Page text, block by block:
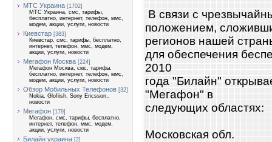
МТС Украина [1702]
МТС Украина, смс, тарифы,
бесплатно, интернет, телефон, ммс,
модем, акции, услуги, новости
Киевстар [383]
Киевстар, смс, тарифы, бесплатно,
интернет, телефон, ммс, модем,
акции, услуги, новости
Мегафон Москва [224]
Мегафон Москва, смс, тарифы,
бесплатно, интернет, телефон, ммс,
модем, акции, услуги, новости
Обзор Мобильных Телефонов [32]
Nokia, Glofiish, Sony Ericsson,,
новости
Мегафон [179]
Мегафон, смс, тарифы, бесплатно,
интернет, телефон, ммс, модем,
акции, услуги, новости
Билайн украина [2]
В связи с
положением,
регионов нашей
для обеспечения
2010
года "Билайн"
"Мегафон" в
следующих областях:
Московская обл.